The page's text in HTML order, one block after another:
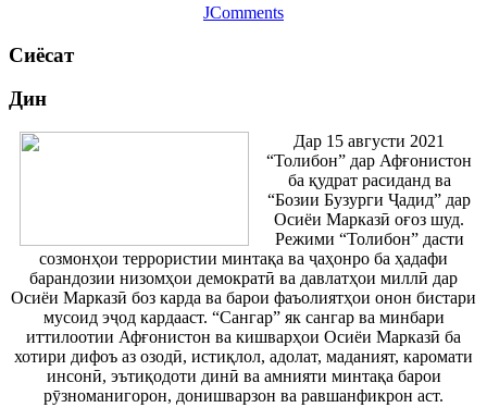
JComments
Сиёсат
Дин
Дар 15 августи 2021
“Толибон” дар Афғонистон
ба қудрат расиданд ва
“Бозии Бузурги Ҷадид” дар
Осиёи Марказӣ оғоз шуд.
Режими “Толибон” дасти
созмонҳои террористии минтақа ва ҷаҳонро ба ҳадафи
барандозии низомҳои демократӣ ва давлатҳои миллӣ дар
Осиёи Марказӣ боз карда ва барои фаъолиятҳои онон бистари
мусоид эҷод кардааст. “Сангар” як сангар ва минбари
иттилоотии Афғонистон ва кишварҳои Осиёи Марказӣ ба
хотири дифоъ аз озодӣ, истиқлол, адолат, маданият, каромати
инсонӣ, эътиқодоти динӣ ва амнияти минтақа барои
рӯзноманигорон, донишварзон ва равшанфикрон аст.